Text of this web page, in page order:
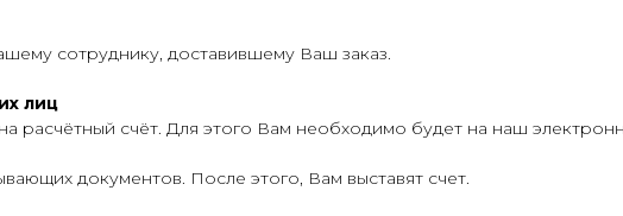
сотруднику, доставившему Ваш заказ.
лиц
расчётный счёт. Для этого Вам необходимо будет на наш
документов. После этого, Вам выставят счет.